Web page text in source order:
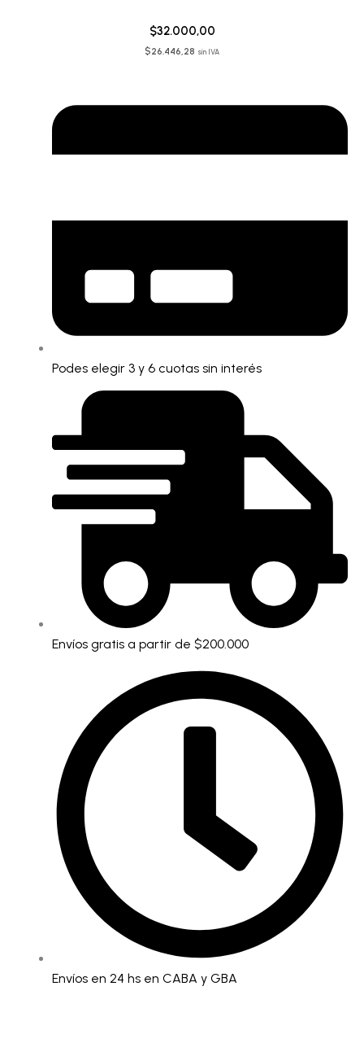
$32.000,00
$26.446,28 sin IVA
Podes elegir 3 y 6 cuotas sin interés
Envíos gratis a partir de $200.000
Envíos en 24 hs en CABA y GBA